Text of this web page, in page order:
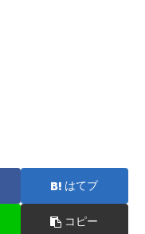
はてブ
コピー